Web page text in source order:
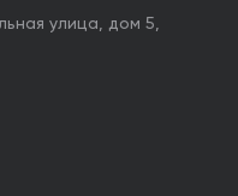
улица, дом 5,